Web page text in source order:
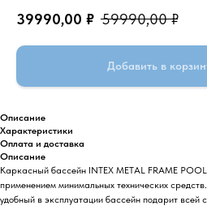
39990,00 ₽ 59990,00 ₽
Добавить в
Описание
Характеристики
Оплата и доставка
Описание
Каркасный бассейн INTEX METAL FRAME
применением минимальных технических
удобный в эксплуатации бассейн подарит всей